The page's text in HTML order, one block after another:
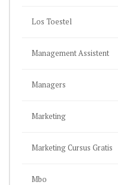
Los Toestel
Management Assistent
Managers
Marketing
Marketing Cursus Gratis
Mbo